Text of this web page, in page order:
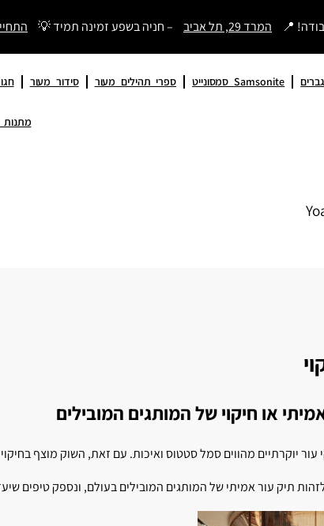
המרד 29, תל אביב – חניה בשפע זמינה תמיד 💡
Samsonite סמסונייט ספרי תהילים מעור סידור מעור
מתנות
או חיקוי של המותגים המובילים
יוקרתיים מהווים סמל סטטוס ואיכות. עם זאת, השוק מוצף
תיק עור אמיתי של המותגים המובילים בעולם, ונספק טיפים